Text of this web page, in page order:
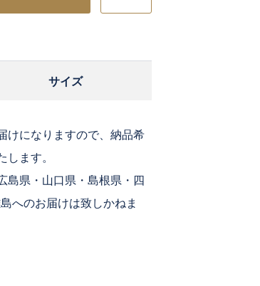
サイズ
けになりますので、納品希
ます。
島県・山口県・島根県・四
へのお届けは致しかねま